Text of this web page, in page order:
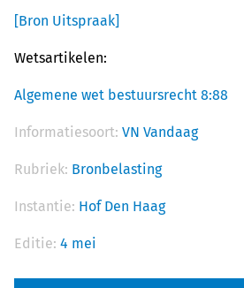
[Bron Uitspraak]
Wetsartikelen:
Algemene wet bestuursrecht 8:88
Informatiesoort: VN Vandaag
Rubriek: Bronbelasting
Instantie: Hof Den Haag
Editie: 4 mei